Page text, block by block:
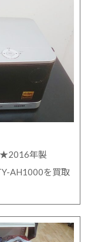
★2016年製
AH1000を買取